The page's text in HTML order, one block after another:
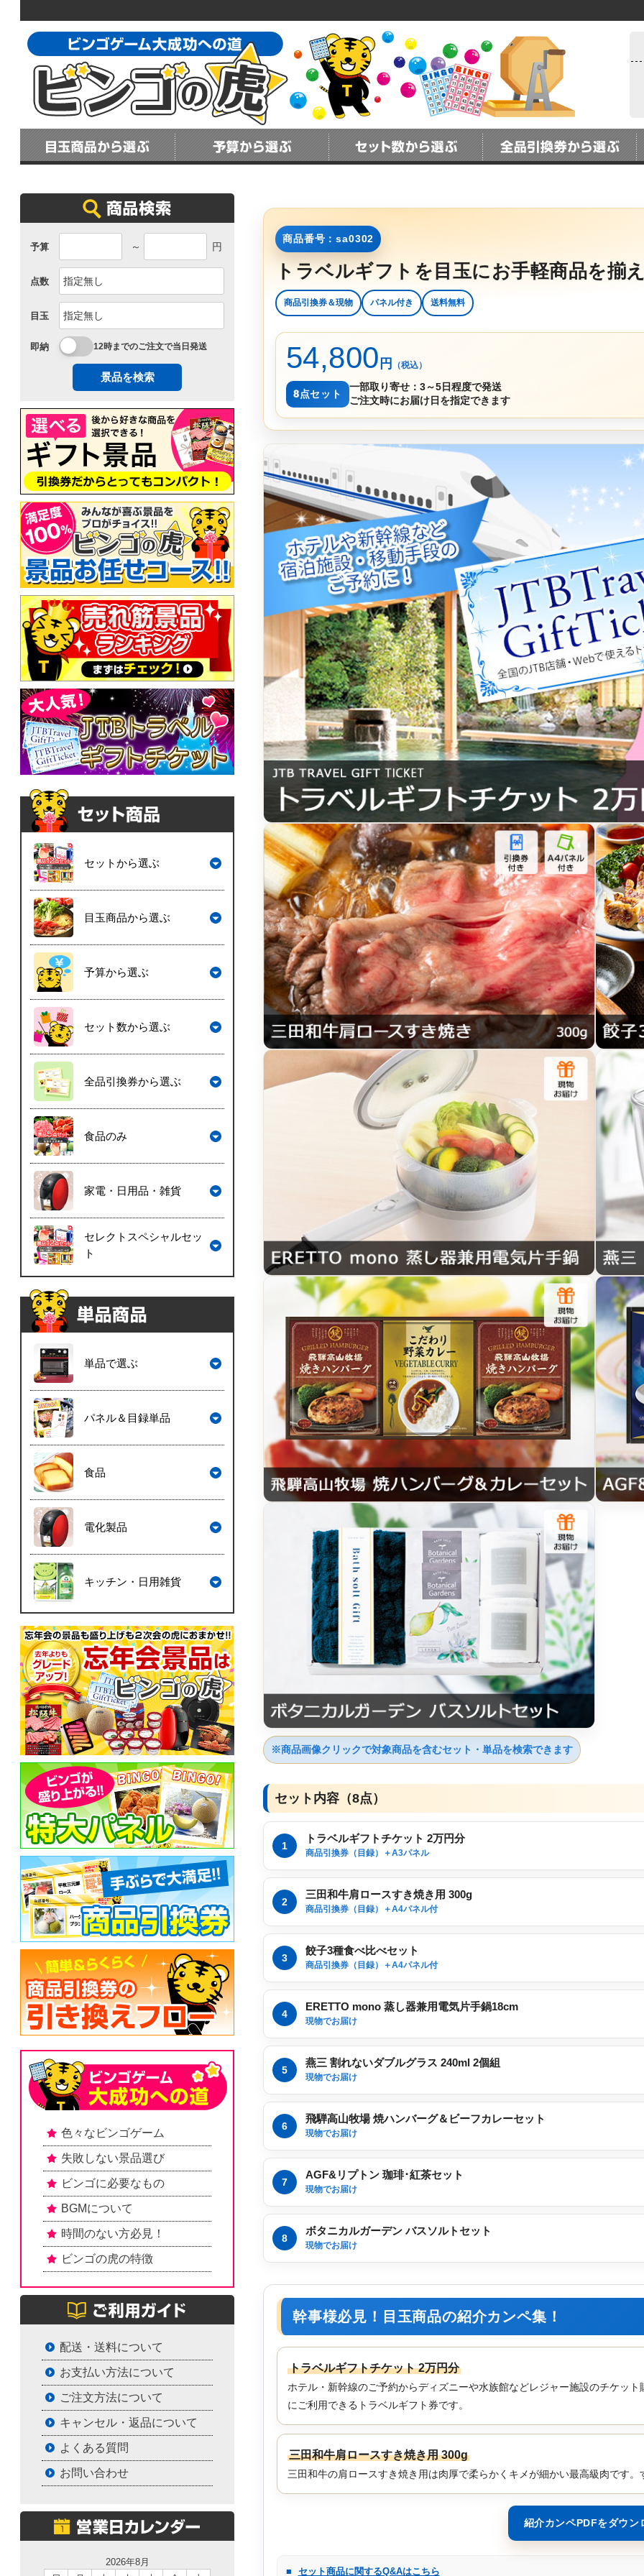
予算 ～ 円
点数
目玉
即納 12時までのご注文で当日発送
景品を検索
セットから選ぶ
目玉商品から選ぶ
予算から選ぶ
セット数から選ぶ
全品引換券から選ぶ
食品のみ
家電・日用品・雑貨
セレクトスペシャルセッ
ト
単品で選ぶ
パネル＆目録単品
食品
電化製品
キッチン・日用雑貨
色々なビンゴゲーム
失敗しない景品選び
ビンゴに必要なもの
BGMについて
時間のない方必見！
ビンゴの虎の特徴
配送・送料について
お支払い方法について
ご注文方法について
キャンセル・返品について
よくある質問
お問い合わせ
2026年8月
商品番号：sa0302
トラベルギフトを目玉にお手軽商品を揃
商品引換券＆現物 パネル付き 送料無料
54,800 円 （税込）
8点セット
一部取り寄せ：3～5日程度で発送
ご注文時にお届け日を指定できます
※商品画像クリックで対象商品を含むセット・単品を検索できます
セット内容（8点）
1
トラベルギフトチケット 2万円分
商品引換券（目録）＋A3パネル
2
三田和牛肩ロースすき焼き用 300g
商品引換券（目録）＋A4パネル付
3
餃子3種食べ比べセット
商品引換券（目録）＋A4パネル付
4
ERETTO mono 蒸し器兼用電気片手鍋18cm
現物でお届け
5
燕三 割れないダブルグラス 240ml 2個組
現物でお届け
6
飛騨高山牧場 焼ハンバーグ＆ビーフカレーセット
現物でお届け
7
AGF&リプトン 珈琲･紅茶セット
現物でお届け
8
ボタニカルガーデン バスソルトセット
現物でお届け
幹事様必見！目玉商品の紹介カンペ集！
トラベルギフトチケット 2万円分
ホテル・新幹線のご予約からディズニーや水族館などレジャー施設のチケッ
にご利用できるトラベルギフト券です。
三田和牛肩ロースすき焼き用 300g
三田和牛の肩ロースすき焼き用は肉厚で柔らかくキメが細かい最高級肉です。
紹介カンペPDFをダウン
■ セット商品に関するQ&Aはこちら